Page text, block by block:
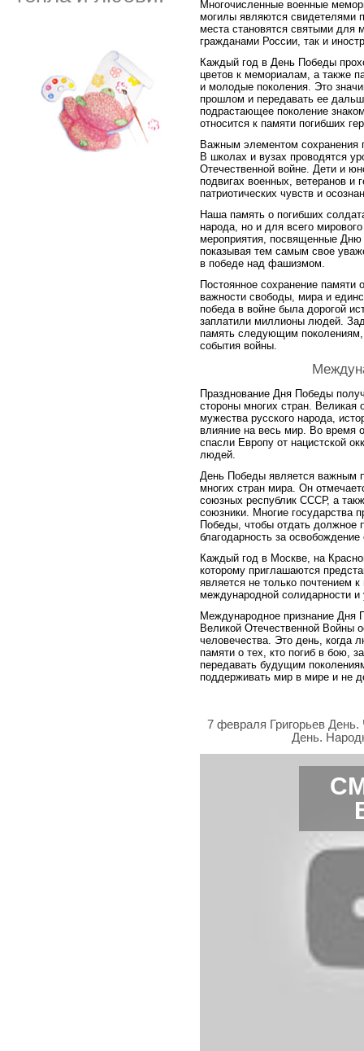
Многочисленные военные
могилы являются свидетелями
места становятся святыми
гражданами России, так и
Каждый год в День Победы
цветов к мемориалам, а также
и молодые поколения. Это
прошлом и передавать ее
подрастающее поколение
относится к памяти погибших
Важным элементом сохранения
В школах и вузах проводятся
Отечественной войне. Дети и
подвигах военных, ветеранов и
патриотических чувств и
Наша память о погибших
народа, но и для всего
мероприятия, посвященные Дню
показывая тем самым свое
в победе над фашизмом.
Постоянное сохранение
важности свободы, мира и
победа в войне была дорогой
заплатили миллионы людей.
память следующим поколениям,
события войны.
Празднование Дня Победы
стороны многих стран. Великая
мужества русского народа,
влияние на весь мир. Во время
спасли Европу от нацистской
людей.
День Победы является важным
многих стран мира. Он
союзных республик СССР, а
союзники. Многие государства
Победы, чтобы отдать должное
благодарность за
Каждый год в Москве, на
которому приглашаются
является не только почтением
международной солидарности
Международное признание Дня
Великой Отечественной Войны
человечества. Это день, когда
памяти о тех, кто погиб в бою,
передавать будущим
поддерживать мир в мире и не
7 февраля Григорьев
День.